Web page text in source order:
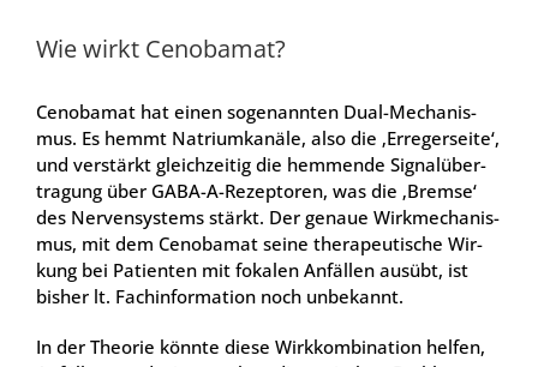
Wie wirkt Cen­oba­mat?
Cen­oba­mat hat einen soge­nann­ten Dual-Mecha­nis­
mus. Es hemmt Natri­um­ka­nä­le, also die ‚Erre­ger­sei­te‘,
und ver­stärkt gleich­zei­tig die hem­men­de Signal­über­
tra­gung über GABA-A-Rezep­to­ren, was die ‚Brem­se‘
des Ner­ven­sys­tems stärkt. Der genaue Wirk­me­cha­nis­
mus, mit dem Cen­oba­mat sei­ne the­ra­peu­ti­sche Wir­
kung bei Pati­en­ten mit foka­len Anfäl­len aus­übt, ist
bis­her lt. Fach­in­for­ma­ti­on noch unbe­kannt.
In der Theo­rie könn­te die­se Wirk­kom­bi­na­ti­on hel­fen,